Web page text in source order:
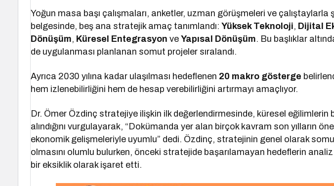
Yoğun masa başı çalışmaları, anketler, uzman görüşmeleri ve
belgesinde, beş ana stratejik amaç tanımlandı:Yüksek Teknoloji, Dijital
Dönüşüm, Küresel Entegrasyon veYapısal Dönüşüm. Bu başlıklar
de uygulanması planlanan somut projeler sıralandı.
Ayrıca 2030 yılına kadar ulaşılması hedeflenen 20 makro gösterge
hem izlenebilirliğini hem de hesap verebilirliğini artırmayı amaçlıyor.
Dr. Ömer Özdinç stratejiye ilişkin ilk değerlendirmesinde, küresel eğilimlerin
alındığını vurgulayarak, “Dokümanda yer alan birçok kavram son yılların
ekonomik gelişmeleriyle uyumlu” dedi. Özdinç, stratejinin genel olarak
olmasını olumlu bulurken, önceki stratejide başarılamayan hedeflerin
bir eksiklik olarak işaret etti.